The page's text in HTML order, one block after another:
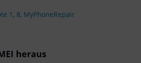
1 , 8, MyPhoneRepair
heraus